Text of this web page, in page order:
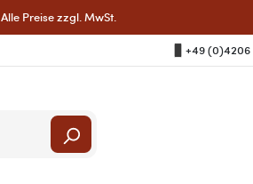
Preise zzgl. MwSt.
+49 (0)4206